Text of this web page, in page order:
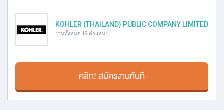
KOHLER (THAILAND) PUBLIC COMPANY LIMITED
งานทั้งหมด 19 ตำแหน่ง
คลิก! สมัครงานทันที